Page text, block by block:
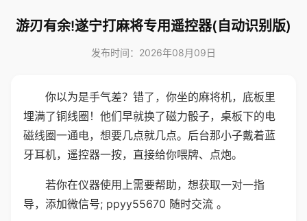
游刃有余!遂宁打麻将专用遥控器(自动识别版)
发布时间：2026年08月09日
你以为是手气差？错了，你坐的麻将机，底板里
埋满了铜线圈！他们早就换了磁力骰子，桌板下的电
磁线圈一通电，想要几点就几点。后台那小子戴着蓝
牙耳机，遥控器一按，直接给你喂牌、点炮。
若你在仪器使用上需要帮助，想获取一对一指
导，添加微信号; ppyy55670 随时交流 。